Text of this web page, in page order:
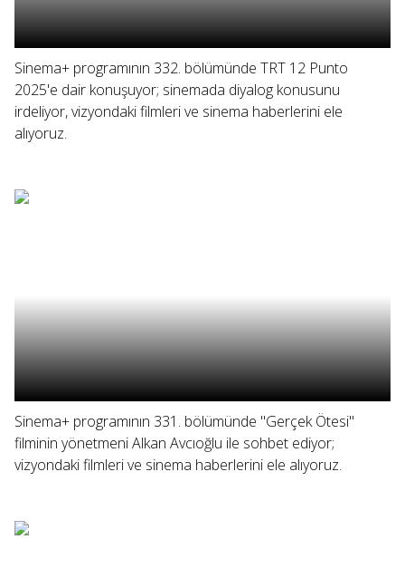
Sinema+ programının 332. bölümünde TRT 12 Punto
2025'e dair konuşuyor; sinemada diyalog konusunu
irdeliyor, vizyondaki filmleri ve sinema haberlerini ele
alıyoruz.
Sinema+ programının 331. bölümünde "Gerçek Ötesi"
filminin yönetmeni Alkan Avcıoğlu ile sohbet ediyor;
vizyondaki filmleri ve sinema haberlerini ele alıyoruz.